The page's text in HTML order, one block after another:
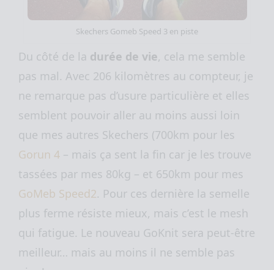
Skechers Gomeb Speed 3 en piste
Du côté de la durée de vie, cela me semble
pas mal. Avec 206 kilomètres au compteur, je
ne remarque pas d’usure particulière et elles
semblent pouvoir aller au moins aussi loin
que mes autres Skechers (700km pour les
Gorun 4 – mais ça sent la fin car je les trouve
tassées par mes 80kg – et 650km pour mes
GoMeb Speed2. Pour ces dernière la semelle
plus ferme résiste mieux, mais c’est le mesh
qui fatigue. Le nouveau GoKnit sera peut-être
meilleur… mais au moins il ne semble pas